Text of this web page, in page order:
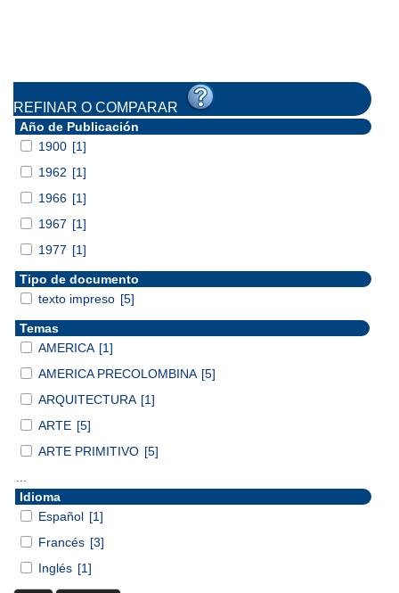
REFINAR O COMPARAR
Año de Publicación
1900 [1]
1962 [1]
1966 [1]
1967 [1]
1977 [1]
Tipo de documento
texto impreso [5]
Temas
AMERICA [1]
AMERICA PRECOLOMBINA [5]
ARQUITECTURA [1]
ARTE [5]
ARTE PRIMITIVO [5]
Idioma
Español [1]
Francés [3]
Inglés [1]